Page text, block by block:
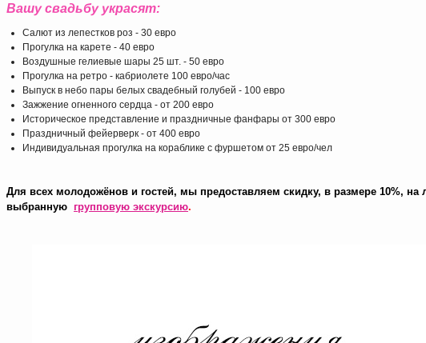
Вашу свадьбу украсят:
Салют из лепестков роз - 30 евро
Прогулка на карете - 40 евро
Воздушные гелиевые шары 25 шт. - 50 евро
Прогулка на ретро - кабриолете 100 евро/час
Выпуск в небо пары белых свадебный голубей - 100 евро
Зажжение огненного сердца - от 200 евро
Историческое представление и праздничные фанфары от 300 евро
Праздничный фейерверк - от 400 евро
Индивидуальная прогулка на кораблике с фуршетом от 25 евро/чел
Для всех молодожёнов и гостей, мы предоставляем скидку, в размере 10%,
выбранную групповую экскурсию.